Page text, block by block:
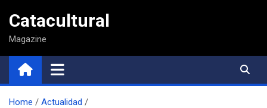
contenido
Catacultural
Magazine
Home
Actualidad